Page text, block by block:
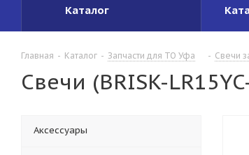
Каталог
Главная - Каталог - Запчасти для ТО Уфа - Свечи
Свечи (BRISK-
Аксессуары